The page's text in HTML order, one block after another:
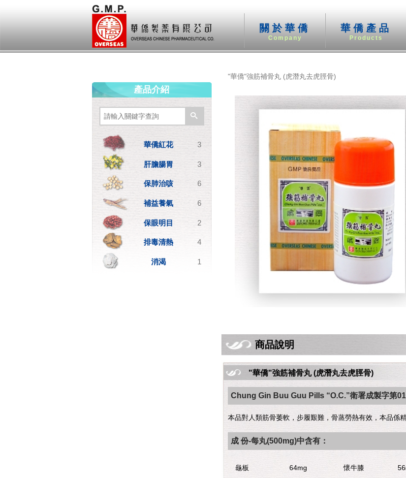
關於華僑
Company
華僑產品
Products
產品介紹
華僑紅花 3
肝膽腸胃 3
保肺治咳 6
補益養氣 6
保眼明目 2
排毒清熱 4
消渴 1
"華僑"強筋補骨丸 (虎潛丸去虎脛骨)
商品說明
"華僑"強筋補骨丸 (虎潛丸去虎脛骨)
Chung Gin Buu Guu Pills “O.C.”衛署成製字第
本品對人類筋骨萎軟，步履艱難，骨蒸勞熱有效，本品係
成 份-每丸(500mg)中含有：
龜板 64mg 懷牛膝